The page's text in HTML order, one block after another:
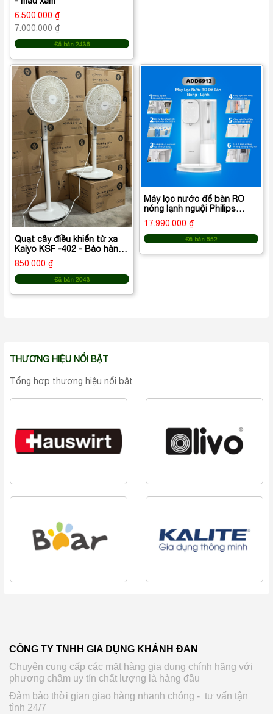
6.500.000 ₫
7.000.000 ₫
Đã bán 2436
Quạt cây điều khiển từ xa
Kaiyo KSF -402 - Bảo hành
2 năm
850.000 ₫
Đã bán 2043
Máy lọc nước để bàn RO
nóng lạnh nguội Philips
ADD6912WH/74
17.990.000 ₫
Đã bán 552
THƯƠNG HIỆU NỔI BẬT
Tổng hợp thương hiệu nổi bật
CÔNG TY TNHH GIA DỤNG KHÁNH ĐAN
Chuyên cung cấp các mặt hàng gia dụng chính hãng với
phương châm uy tín chất lượng là hàng đầu
Đảm bảo thời gian giao hàng nhanh chóng - tư vấn tận
tình 24/7